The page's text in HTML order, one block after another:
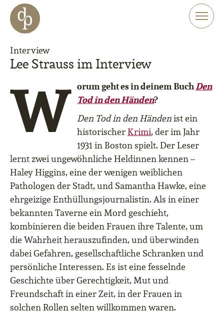
Zum Haupt-Inhalt springen
Zur Navigation springen
Zur Website-Suche springen
Interview
Lee Strauss im Interview
W orum geht es in deinem BuchDen
Tod in den Händen?
Den Tod in den Händenist ein
historischerKrimi, der im Jahr
1931 in Boston spielt. Der Leser
lernt zwei ungewöhnliche Heldinnen kennen –
Haley Higgins, eine der wenigen weiblichen
Pathologen der Stadt, und Samantha Hawke, eine
ehrgeizige Enthüllungsjournalistin. Als in einer
bekannten Taverne ein Mord geschieht,
kombinieren die beiden Frauen ihre Talente, um
die Wahrheit herauszufinden, und überwinden
dabei Gefahren, gesellschaftliche Schranken und
persönliche Interessen. Es ist eine fesselnde
Geschichte über Gerechtigkeit, Mut und
Freundschaft in einer Zeit, in der Frauen in
solchen Rollen selten willkommen waren.